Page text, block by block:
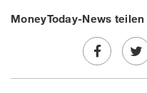
MoneyToday-News teilen
Share